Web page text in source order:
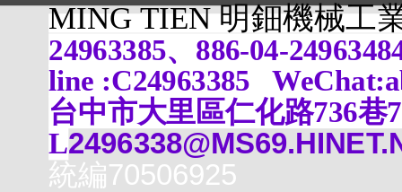
MING TIEN 明鈿機械工
24963385、886-04-
line :C24963385
台中市大里區仁化路736巷
L
統編70506925